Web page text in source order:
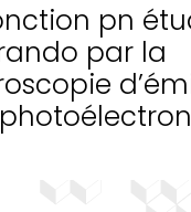
pn
par la